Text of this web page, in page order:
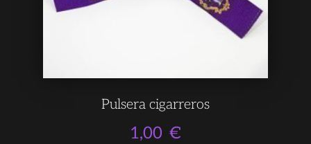
Pulsera cigarreros
1,00 €